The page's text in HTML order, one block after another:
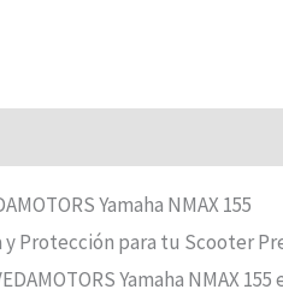
Yamaha NMAX 155
y Protección para tu Scooter
Yamaha NMAX